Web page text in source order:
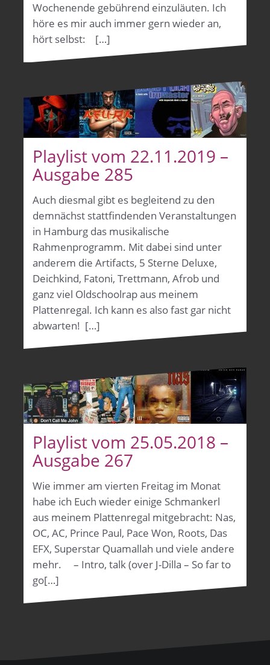
Wochenende gebührend einzuläuten. Ich
höre es mir auch immer gern wieder an,
hört selbst: […]
Playlist vom 22.11.2019 –
Ausgabe 285
Auch diesmal gibt es begleitend zu den
demnächst stattfindenden Veranstaltungen
in Hamburg das musikalische
Rahmenprogramm. Mit dabei sind unter
anderem die Artifacts, 5 Sterne Deluxe,
Deichkind, Fatoni, Trettmann, Afrob und
ganz viel Oldschoolrap aus meinem
Plattenregal. Ich kann es also fast gar nicht
abwarten! […]
Playlist vom 25.05.2018 –
Ausgabe 267
Wie immer am vierten Freitag im Monat
habe ich Euch wieder einige Schmankerl
aus meinem Plattenregal mitgebracht: Nas,
OC, AC, Prince Paul, Pace Won, Roots, Das
EFX, Superstar Quamallah und viele andere
mehr. – Intro, talk (over J-Dilla – So far to
go[…]